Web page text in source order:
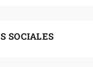
SOCIALES